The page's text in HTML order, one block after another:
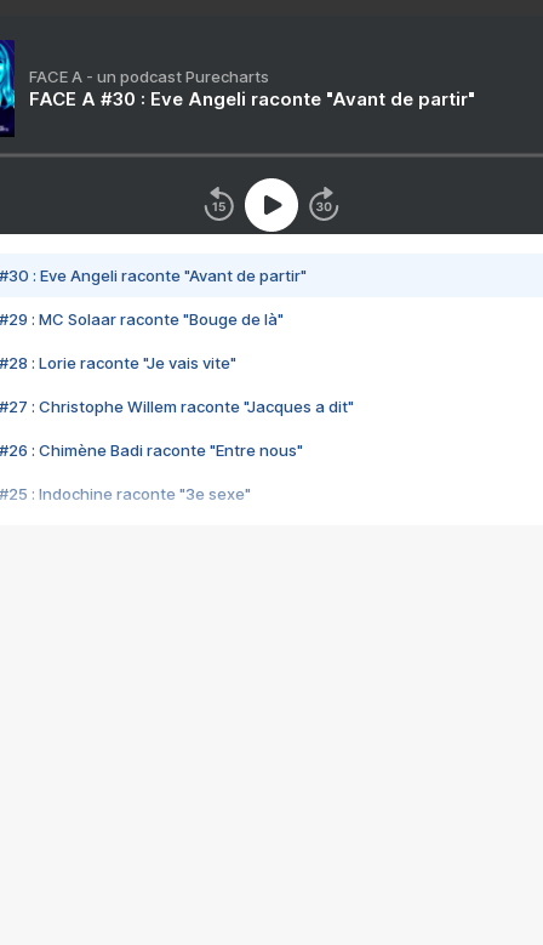
FACE A - un podcast Purecharts
FACE A #30 : Eve Angeli raconte "Avant de partir"
#30 : Eve Angeli raconte "Avant de partir"
#29 : MC Solaar raconte "Bouge de là"
#28 : Lorie raconte "Je vais vite"
#27 : Christophe Willem raconte "Jacques a dit"
#26 : Chimène Badi raconte "Entre nous"
#25 : Indochine raconte "3e sexe"